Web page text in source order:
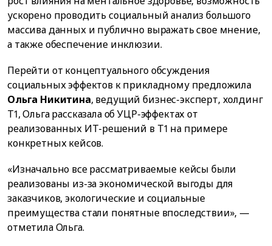
ускорено проводить социальный анализ большого
массива данных и публично выражать свое мнение,
а также обеспечение инклюзии.
Перейти от концептуального обсуждения
социальных эффектов к прикладному предложила
Ольга Никитина, ведущий бизнес-эксперт, холдинг
T1, Ольга рассказала об УЦР-эффектах от
реализованных ИТ-решений в Т1 на примере
конкретных кейсов.
«Изначально все рассматриваемые кейсы были
реализованы из-за экономической выгоды для
заказчиков, экологические и социальные
преимущества стали понятные впоследствии», —
отметила Ольга.